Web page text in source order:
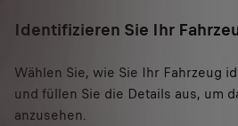
Identifizieren Sie Ihr
Wählen Sie, wie Sie Ihr Fahrzeug
und füllen Sie die Details aus, um
anzusehen.